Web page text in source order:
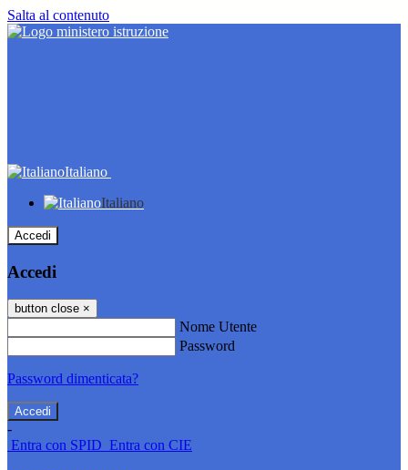
Salta al contenuto
Italiano
Italiano
Accedi
Accedi
button close ×
Nome Utente
Password
Password dimenticata?
-
Entra con SPID Entra con CIE